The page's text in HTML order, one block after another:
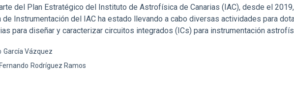
del Plan Estratégico del Instituto de Astrofísica de Canarias (IAC), desde el
de Instrumentación del IAC ha estado llevando a cabo diversas actividades para
para diseñar y caracterizar circuitos integrados (ICs) para instrumentación
García Vázquez
Fernando Rodríguez Ramos